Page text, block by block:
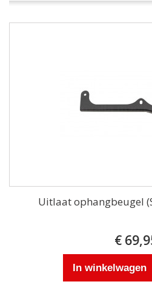
Uitlaat ophangbeugel
€
In winkelwagen